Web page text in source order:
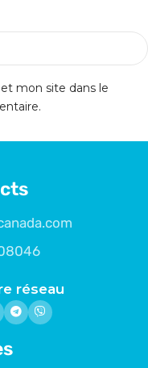
mon site dans le
réseau